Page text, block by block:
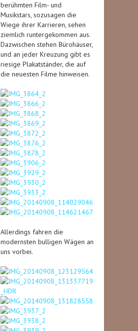
berühmten Film- und
Musikstars, sozusagen die
Wiege ihrer Karrieren, sehen
ziemlich runtergekommen aus.
Dazwischen stehen Bürohäuser,
und an jeder Kreuzung gibt es
riesige Plakatständer, die auf
die neuesten Filme hinweisen.
Allerdings fahren die
modernsten bulligen Wägen an
uns vorbei.